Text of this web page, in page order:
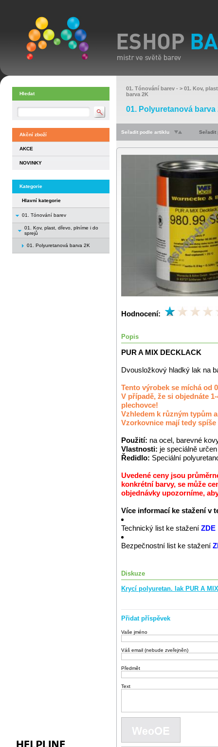
Hledat
Akční zboží
AKCE
NOVINKY
Kategorie
Hlavní kategorie
01. Tónování barev
01. Kov, plast, dřevo, plníme i do
sprejů
01. Polyuretanová barva 2K
01. Tónování barev - > 01. Kov,
barva 2K
01. Polyuretanová barva
Seřadit podle artiklu Seřadit
Hodnocení:
Popis
PUR A MIX DECKLACK
Dvousložkový hladký lak na
Tento výrobek se míchá od
V případě, že si objednáte
plechovce!
Vzhledem k různým typům
Vzorkovnice mají tedy
Použití: na ocel, barevné
Vlastnosti: je speciálně
Ředidlo: Speciální
Uvedené ceny jsou
konkrétní barvy, se může
objednávky upozorníme,
Více informací ke stažení v
Technický list ke stažení ZDE
Bezpečnostní list ke stažení
Diskuze
Krycí polyuretan. lak PUR A
Přidat příspěvek
Vaše jméno
Váš email (nebude zveřejněn)
Předmět
Text